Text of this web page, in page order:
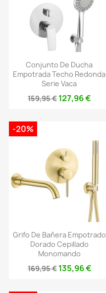
Conjunto De Ducha
Empotrada Techo Redonda
Serie Vaca
159,95 € 127,96 €
Grifo De Bañera Empotrado
Dorado Cepillado
Monomando
169,95 € 135,96 €
-20%